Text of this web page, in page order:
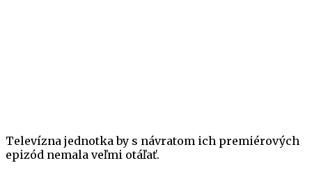
Televízna jednotka by s návratom ich premiérových
epizód nemala veľmi otáľať.